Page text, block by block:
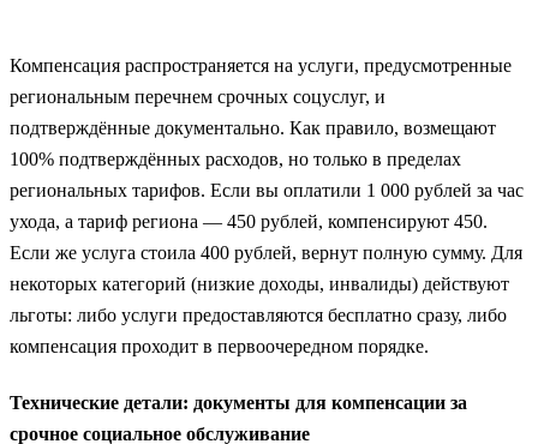
Компенсация распространяется на услуги, предусмотренные
региональным перечнем срочных соцуслуг, и
подтверждённые документально. Как правило, возмещают
100% подтверждённых расходов, но только в пределах
региональных тарифов. Если вы оплатили 1 000 рублей за час
ухода, а тариф региона — 450 рублей, компенсируют 450.
Если же услуга стоила 400 рублей, вернут полную сумму. Для
некоторых категорий (низкие доходы, инвалиды) действуют
льготы: либо услуги предоставляются бесплатно сразу, либо
компенсация проходит в первоочередном порядке.
Технические детали: документы для компенсации за
срочное социальное обслуживание